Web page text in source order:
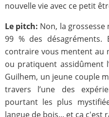
nouvelle vie avec ce petit
Le pitch: Non, la grossesse
99 % des
contraire vous mentent au
ou pratiquent assidûment
Guilhem, un jeune couple
travers l’une des
pourtant les plus
langue de bois... et ça c'est